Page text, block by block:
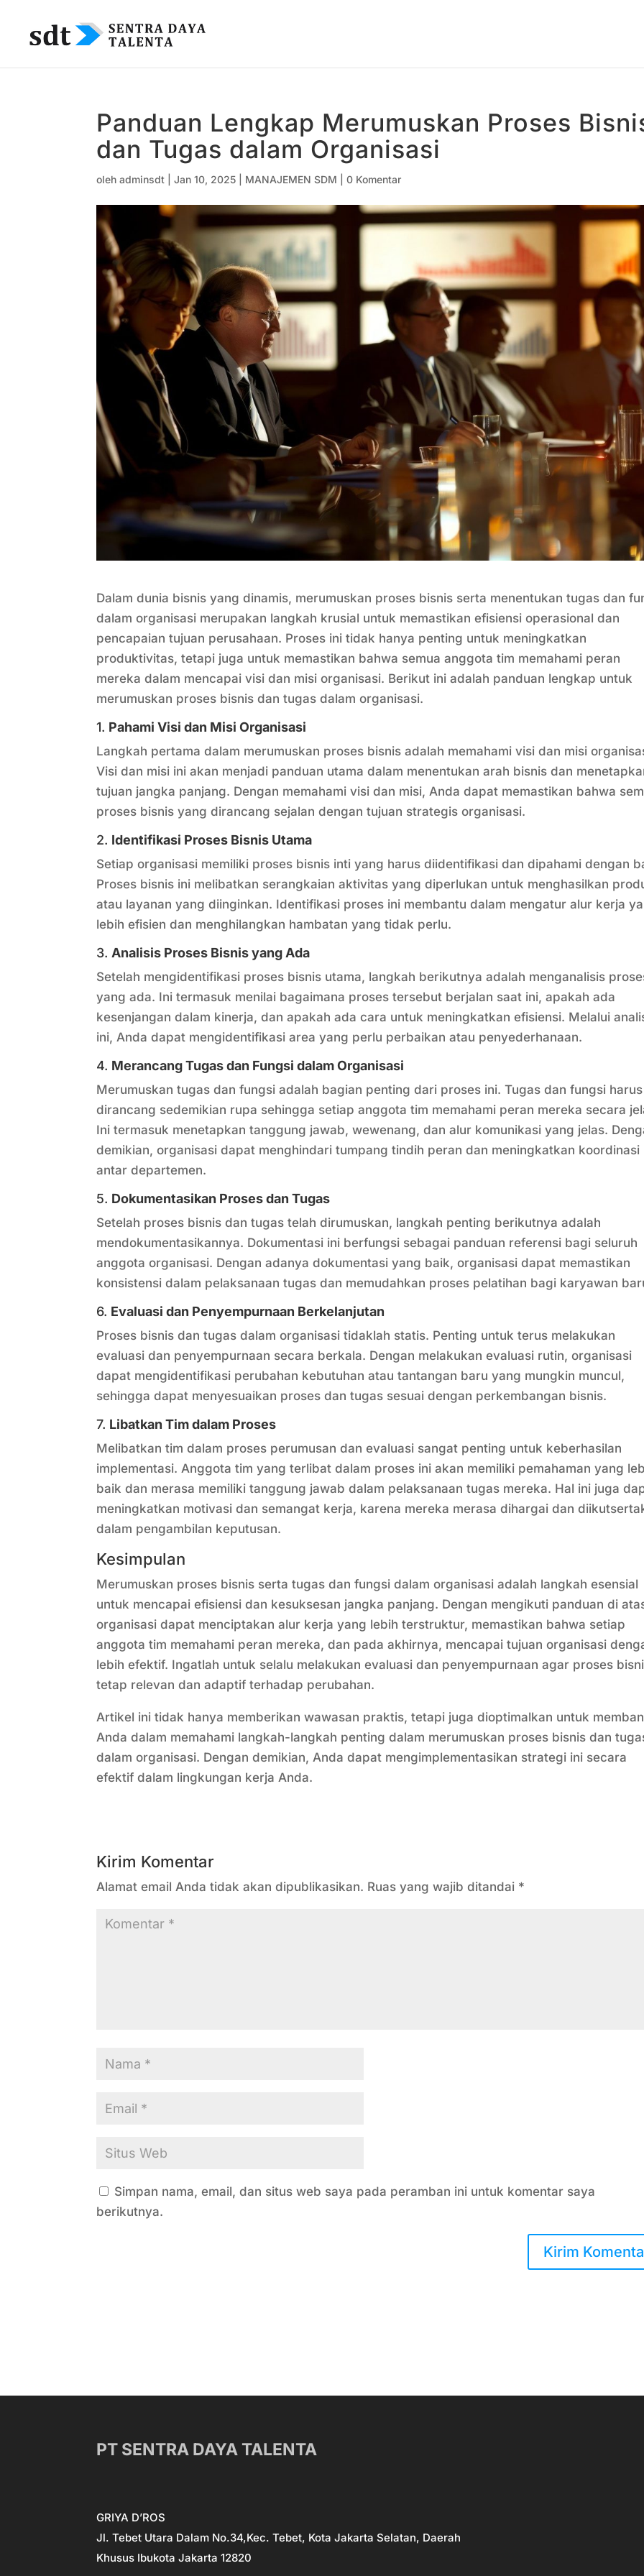
Panduan Lengkap Merumuskan Proses
dan Tugas dalam Organisasi
olehadminsdt |Jan 10, 2025 MANAJEMEN SDM |0 Komentar
Dalam dunia bisnis yang dinamis, merumuskan proses bisnis serta menentukan tugas dan
dalam organisasi merupakan langkah krusial untuk memastikan efisiensi operasional dan
pencapaian tujuan perusahaan. Proses ini tidak hanya penting untuk meningkatkan
produktivitas, tetapi juga untuk memastikan bahwa semua anggota tim memahami peran
mereka dalam mencapai visi dan misi organisasi. Berikut ini adalah panduan lengkap untuk
merumuskan proses bisnis dan tugas dalam organisasi.
1. Pahami Visi dan Misi Organisasi
Langkah pertama dalam merumuskan proses bisnis adalah memahami visi dan misi
Visi dan misi ini akan menjadi panduan utama dalam menentukan arah bisnis dan
tujuan jangka panjang. Dengan memahami visi dan misi, Anda dapat memastikan bahwa
proses bisnis yang dirancang sejalan dengan tujuan strategis organisasi.
2. Identifikasi Proses Bisnis Utama
Setiap organisasi memiliki proses bisnis inti yang harus diidentifikasi dan dipahami dengan
Proses bisnis ini melibatkan serangkaian aktivitas yang diperlukan untuk menghasilkan
atau layanan yang diinginkan. Identifikasi proses ini membantu dalam mengatur alur kerja
lebih efisien dan menghilangkan hambatan yang tidak perlu.
3. Analisis Proses Bisnis yang Ada
Setelah mengidentifikasi proses bisnis utama, langkah berikutnya adalah menganalisis
yang ada. Ini termasuk menilai bagaimana proses tersebut berjalan saat ini, apakah ada
kesenjangan dalam kinerja, dan apakah ada cara untuk meningkatkan efisiensi. Melalui
ini, Anda dapat mengidentifikasi area yang perlu perbaikan atau penyederhanaan.
4. Merancang Tugas dan Fungsi dalam Organisasi
Merumuskan tugas dan fungsi adalah bagian penting dari proses ini. Tugas dan fungsi harus
dirancang sedemikian rupa sehingga setiap anggota tim memahami peran mereka secara
Ini termasuk menetapkan tanggung jawab, wewenang, dan alur komunikasi yang jelas.
demikian, organisasi dapat menghindari tumpang tindih peran dan meningkatkan koordinasi
antar departemen.
5. Dokumentasikan Proses dan Tugas
Setelah proses bisnis dan tugas telah dirumuskan, langkah penting berikutnya adalah
mendokumentasikannya. Dokumentasi ini berfungsi sebagai panduan referensi bagi seluruh
anggota organisasi. Dengan adanya dokumentasi yang baik, organisasi dapat memastikan
konsistensi dalam pelaksanaan tugas dan memudahkan proses pelatihan bagi karyawan
6. Evaluasi dan Penyempurnaan Berkelanjutan
Proses bisnis dan tugas dalam organisasi tidaklah statis. Penting untuk terus melakukan
evaluasi dan penyempurnaan secara berkala. Dengan melakukan evaluasi rutin, organisasi
dapat mengidentifikasi perubahan kebutuhan atau tantangan baru yang mungkin muncul,
sehingga dapat menyesuaikan proses dan tugas sesuai dengan perkembangan bisnis.
7. Libatkan Tim dalam Proses
Melibatkan tim dalam proses perumusan dan evaluasi sangat penting untuk keberhasilan
implementasi. Anggota tim yang terlibat dalam proses ini akan memiliki pemahaman yang
baik dan merasa memiliki tanggung jawab dalam pelaksanaan tugas mereka. Hal ini juga
meningkatkan motivasi dan semangat kerja, karena mereka merasa dihargai dan
dalam pengambilan keputusan.
Kesimpulan
Merumuskan proses bisnis serta tugas dan fungsi dalam organisasi adalah langkah esensial
untuk mencapai efisiensi dan kesuksesan jangka panjang. Dengan mengikuti panduan di
organisasi dapat menciptakan alur kerja yang lebih terstruktur, memastikan bahwa setiap
anggota tim memahami peran mereka, dan pada akhirnya, mencapai tujuan organisasi
lebih efektif. Ingatlah untuk selalu melakukan evaluasi dan penyempurnaan agar proses
tetap relevan dan adaptif terhadap perubahan.
Artikel ini tidak hanya memberikan wawasan praktis, tetapi juga dioptimalkan untuk
Anda dalam memahami langkah-langkah penting dalam merumuskan proses bisnis dan
dalam organisasi. Dengan demikian, Anda dapat mengimplementasikan strategi ini secara
efektif dalam lingkungan kerja Anda.
Kirim Komentar
Alamat email Anda tidak akan dipublikasikan. Ruas yang wajib ditandai *
Simpan nama, email, dan situs web saya pada peramban ini untuk komentar saya
berikutnya.
PT SENTRA DAYA TALENTA
GRIYA D’ROS
Jl. Tebet Utara Dalam No.34,Kec. Tebet, Kota Jakarta Selatan, Daerah
Khusus Ibukota Jakarta 12820